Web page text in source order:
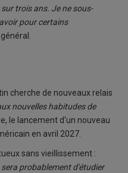
trois ans. Je ne sous-
pour certains
cherche de nouveaux relais
nouvelles habitudes de
le lancement d'un nouveau
en avril 2027.
sans vieillissement :
probablement d'étudier